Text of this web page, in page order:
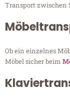
Transport zwischen
Ob ein einzelnes
Möbel sicher beim